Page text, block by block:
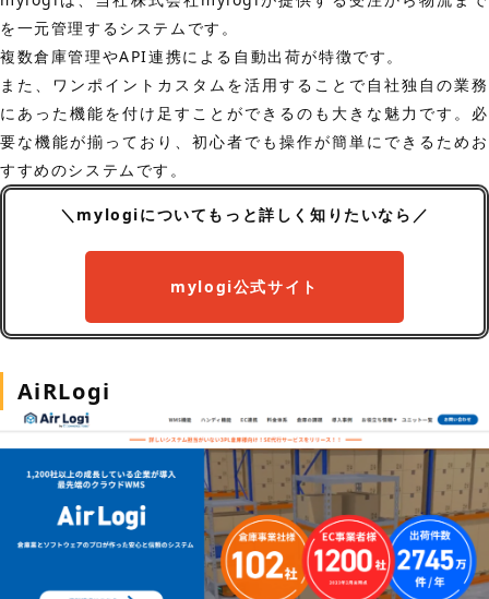
を一元管理するシステムです。
複数倉庫管理やAPI連携による自動出荷が特徴です。
また、ワンポイントカスタムを活用することで自社独自の業務
にあった機能を付け足すことができるのも大きな魅力です。必
要な機能が揃っており、初心者でも操作が簡単にできるためお
すすめのシステムです。
＼mylogiについてもっと詳しく知りたいなら／
mylogi公式サイト
AiRLogi